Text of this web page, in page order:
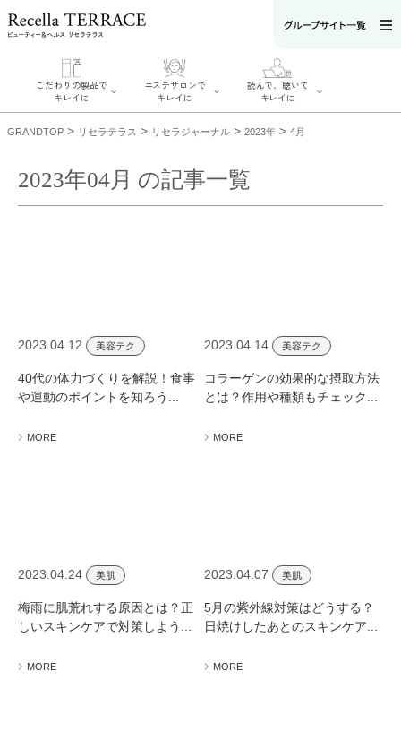
こだわりの製品で
キレイに
エステサロンで
キレイに
肌改善のプロと
読んで、聴いて
キレイに
お悩みから記事
を探す
日焼け 首
のしわ 敏感肌 た
るみ シミ
ミューズへの伝
GRANDTOP > リセラテラス > リセラジャーナル > 2023年 > 4月
2023年04月 の記事一覧
2023.04.12 美容テク
40代の体力づくりを解説！食事
や運動のポイントを知ろう...
MORE
2023.04.14 美容テク
コラーゲンの効果的な摂取方法
とは？作用や種類もチェック...
MORE
2023.04.24 美肌
梅雨に肌荒れする原因とは？正
しいスキンケアで対策しよう...
MORE
2023.04.07 美肌
5月の紫外線対策はどうする？
日焼けしたあとのスキンケア...
MORE